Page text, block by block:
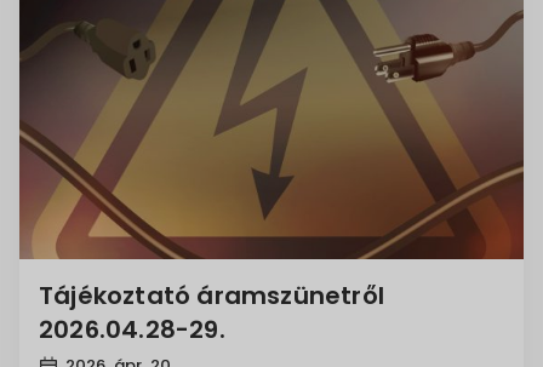
Tájékoztató áramszünetről
2026.04.28-29.